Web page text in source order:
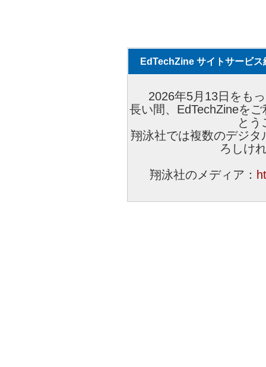
EdTechZine サイトサービス
2026年5月13日をも
長い間、EdTechZineを
とう
翔泳社では複数のデジ
ろしけ
翔泳社のメディア：